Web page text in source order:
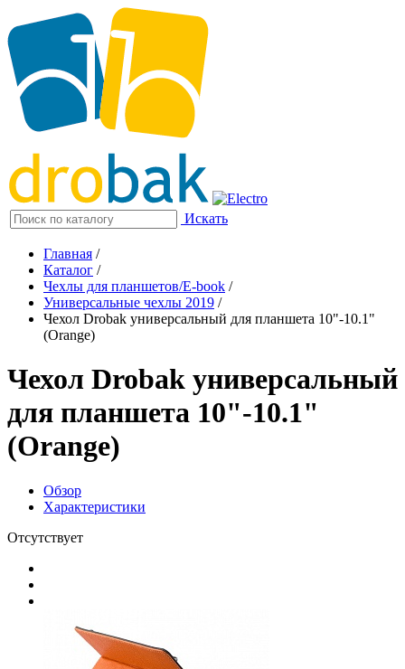
Искать
Главная /
Каталог /
Чехлы для планшетов/E-book /
Универсальные чехлы 2019 /
Чехол Drobak универсальный для планшета 10"-10.1"
(Orange)
Чехол Drobak универсальный
для планшета 10"-10.1"
(Orange)
Обзор
Характеристики
Отсутствует